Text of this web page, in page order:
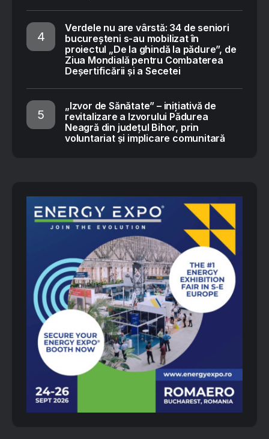
Verdele nu are vârstă: 34 de seniori
bucureșteni s-au mobilizat în
proiectul „De la ghindă la pădure”, de
Ziua Mondială pentru Combaterea
Deșertificării și a Secetei
„Izvor de Sănătate” – inițiativă de
revitalizare a Izvorului Pădurea
Neagră din județul Bihor, prin
voluntariat și implicare comunitară